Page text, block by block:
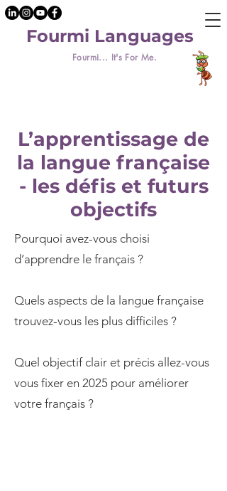
Fourmi... It's For Me.
Fourmi Languages
L’apprentissage de
la langue française
- les défis et futurs
objectifs
Pourquoi avez-vous choisi
d’apprendre le français ?
Quels aspects de la langue française
trouvez-vous les plus difficiles ?
Quel objectif clair et précis allez-vous
vous fixer en 2025 pour améliorer
votre français ?